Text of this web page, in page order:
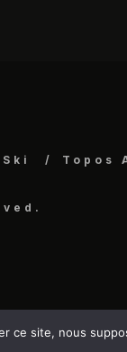
Topos
ce site, nous